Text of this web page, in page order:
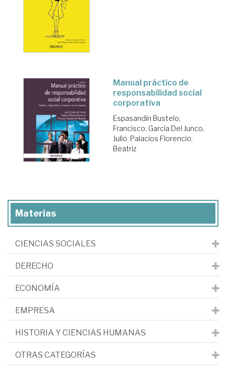
Manual práctico de
responsabilidad social
corporativa
Espasandín Bustelo,
Francisco; García Del Junco,
Julio; Palacios Florencio,
Beatriz
Materias
CIENCIAS SOCIALES
DERECHO
ECONOMÍA
EMPRESA
HISTORIA Y CIENCIAS HUMANAS
OTRAS CATEGORÍAS